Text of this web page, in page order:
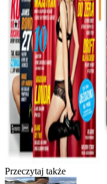
Przeczytaj także